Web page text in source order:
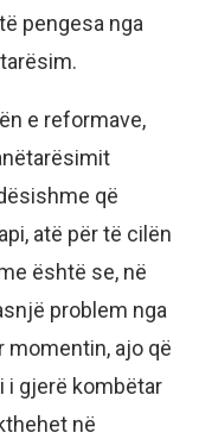
pengesa nga
e reformave,
që
atë për të cilën
është se, në
problem nga
momentin, ajo që
i gjerë kombëtar
në